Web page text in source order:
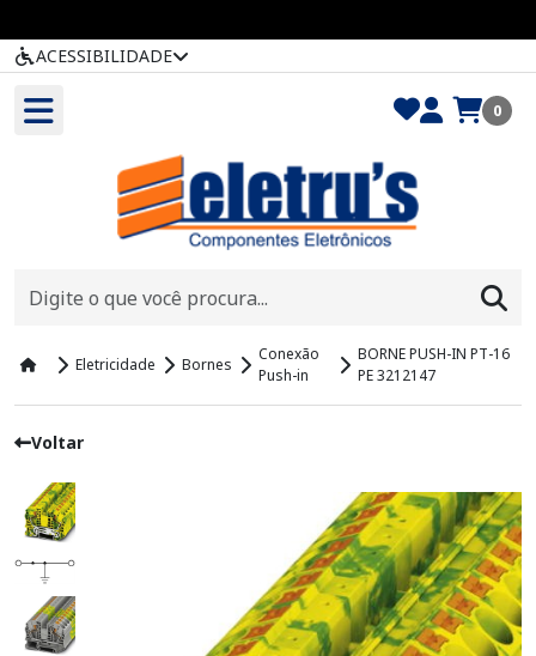
ACESSIBILIDADE
0
Eletricidade Bornes
Conexão
Push-in
BORNE PUSH-IN PT-16
PE 3212147
Voltar